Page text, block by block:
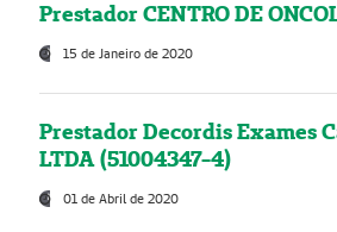
Prestador CENTRO DE
15 de Janeiro de 2020
Prestador Decordis Exames
LTDA (51004347-4)
01 de Abril de 2020